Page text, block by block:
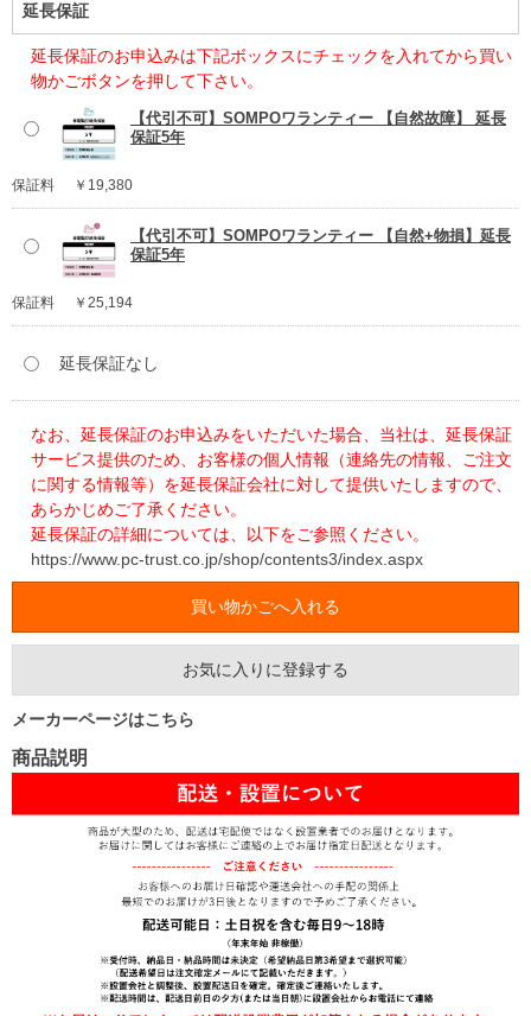
延長保証
延長保証のお申込みは下記ボックスにチェックを入れてから買い
物かごボタンを押して下さい。
【代引不可】SOMPOワランティー 【自然故障】 延長
保証5年
保証料 ￥19,380
【代引不可】SOMPOワランティー 【自然+物損】延長
保証5年
保証料 ￥25,194
延長保証なし
なお、延長保証のお申込みをいただいた場合、当社は、延長保証
サービス提供のため、お客様の個人情報（連絡先の情報、ご注文
に関する情報等）を延長保証会社に対して提供いたしますので、
あらかじめご了承ください。
延長保証の詳細については、以下をご参照ください。
https://www.pc-trust.co.jp/shop/contents3/index.aspx
お気に入りに登録する
メーカーページはこちら
商品説明